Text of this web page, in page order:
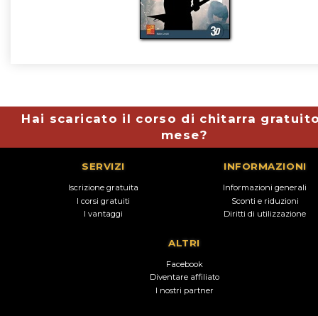
Hai scaricato il corso di chitarra
mese?
SERVIZI
Iscrizione gratuita
I corsi gratuiti
I vantaggi
INFORMAZIONI
Informazioni generali
Sconti e riduzioni
Diritti di utilizzazione
ALTRI
Facebook
Diventare affiliato
I nostri partner